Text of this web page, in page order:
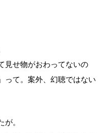
見せ物がおわってないの
って。案外、幻聴ではない
が。